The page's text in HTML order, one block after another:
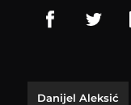
Danijel Aleksić